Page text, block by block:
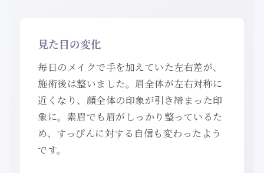
見た目の変化
毎日のメイクで手を加えていた左右差が、
施術後は整いました。眉全体が左右対称に
近くなり、顔全体の印象が引き締まった印
象に。素眉でも眉がしっかり整っているた
め、すっぴんに対する自信も変わったよう
です。